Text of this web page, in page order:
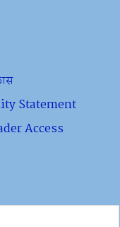
Statement
Access